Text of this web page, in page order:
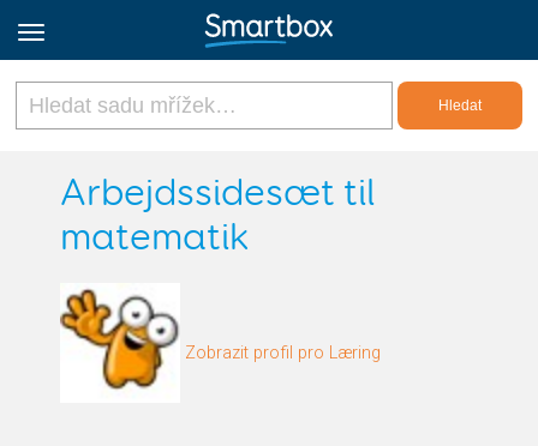
Online Grids
Přihlásit
Zaregistrovat se
Arbejdssidesæt til
matematik
Zobrazit profil pro Læring